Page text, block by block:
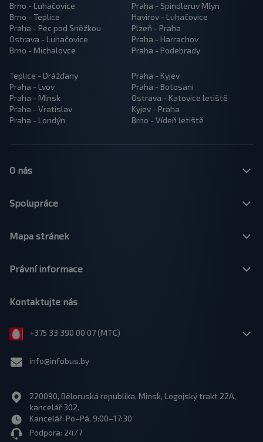
Brno - Luhačovice
Brno - Teplice
Praha - Pec pod Sněžkou
Ostrava - Luhačovice
Brno - Michalovce
Praha - Spindleruv Mlyn
Havirov - Luhačovice
Plzeň - Praha
Praha - Harrachov
Praha - Podebrady
Teplice - Drážďany
Praha - Lvov
Praha - Minsk
Praha - Vratislav
Praha - Londýn
Praha - Kyjev
Praha - Botosani
Ostrava - Katovice letiště
Kyjev - Praha
Brno - Vídeň letiště
O nás
Spolupráce
Mapa stránek
Právní informace
Kontaktujte nás
+375 33 390 00 07 (МТС)
info@infobus.by
220090, Běloruská republika, Minsk, Logojský trakt 22A,
kancelář 302.
Kancelář: Po–Pá, 9:00–17:30
Podpora: 24/7